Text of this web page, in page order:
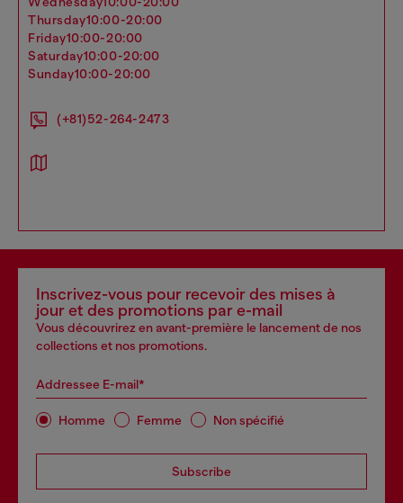
thursday10:00-20:00
friday10:00-20:00
saturday10:00-20:00
sunday10:00-20:00
(+81)52-264-2473
Inscrivez-vous pour recevoir des mises à
jour et des promotions par e-mail
Vous découvrirez en avant-première le lancement de nos
collections et nos promotions.
Addressee E-mail*
Homme Femme Non spécifié
Subscribe